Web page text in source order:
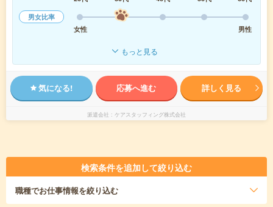
男女比率
女性
男性
もっと見る
気になる! 応募へ進む 詳しく見る
派遣会社 ケアスタッフィング株式会社
検索条件を追加して絞り込む
職種でお仕事情報を絞り込む